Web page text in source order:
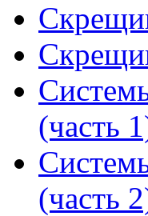
(часть
(часть